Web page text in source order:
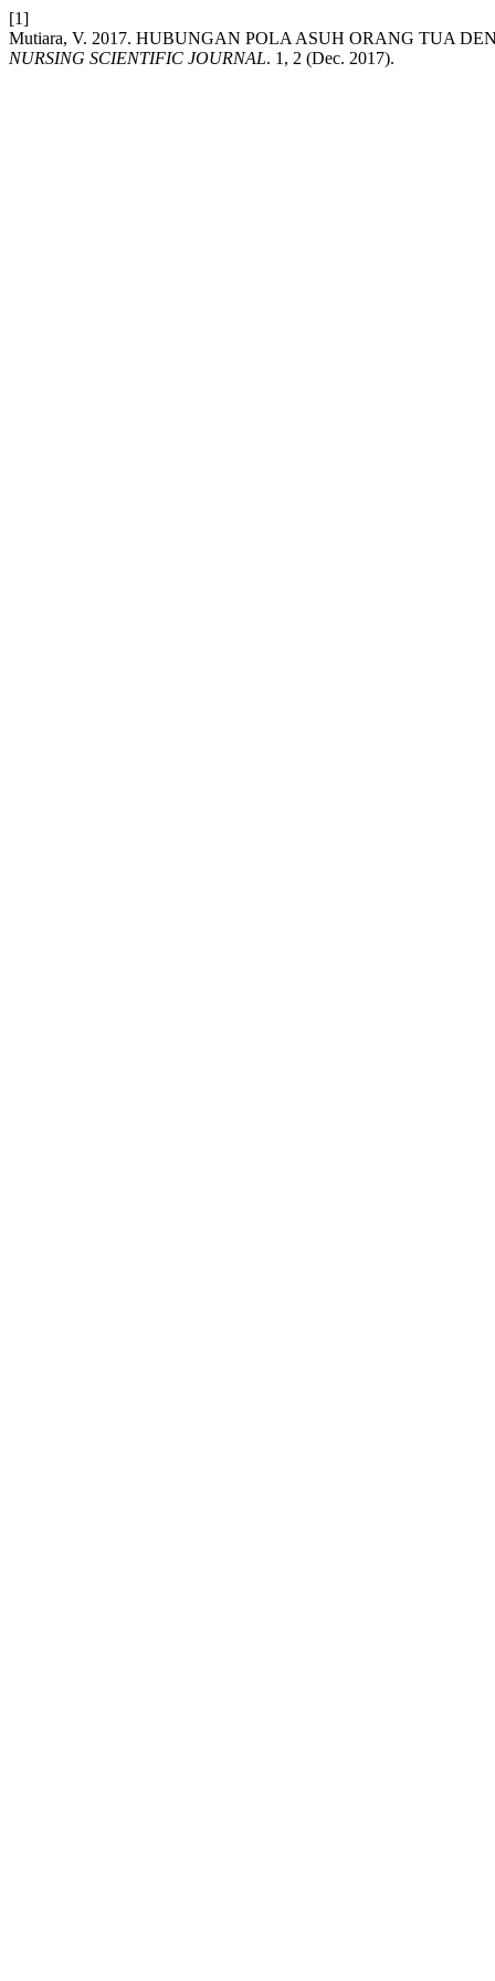
[1]
Mutiara, V. 2017. HUBUNGAN POLA ASUH ORANG TUA
NURSING SCIENTIFIC JOURNAL. 1, 2 (Dec. 2017).